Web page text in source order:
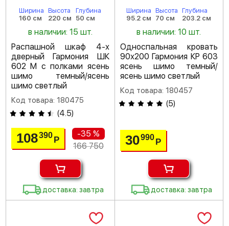
Ширина
160 см
Высота
220 см
Глубина
50 см
в наличии: 15 шт.
Распашной шкаф 4-х
дверный Гармония ШК
602 М с полками ясень
шимо темный/ясень
шимо светлый
Код товара: 180475
(4.5)
108390Р
-35 %
166 750
доставка: завтра
Ширина
95.2 см
Высота
70 см
Глубина
203.2 см
в наличии: 10 шт.
Односпальная кровать
90х200 Гармония КР 603
ясень шимо темный/
ясень шимо светлый
Код товара: 180457
(5)
30990 Р
доставка: завтра